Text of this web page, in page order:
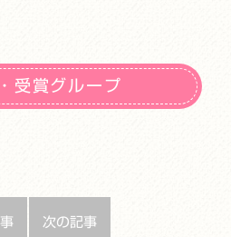
受賞グループ
次の記事